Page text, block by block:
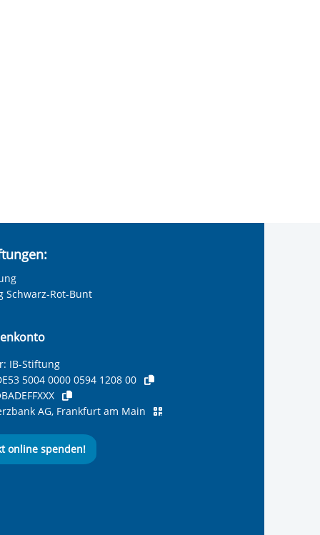
Schwarz-Rot-Bunt
IB-Stiftung
5004 0000 0594 1208 00
AG, Frankfurt am Main
online spenden!
BundBund
Bund
Internationalen
Internationalen
Internationalen
des